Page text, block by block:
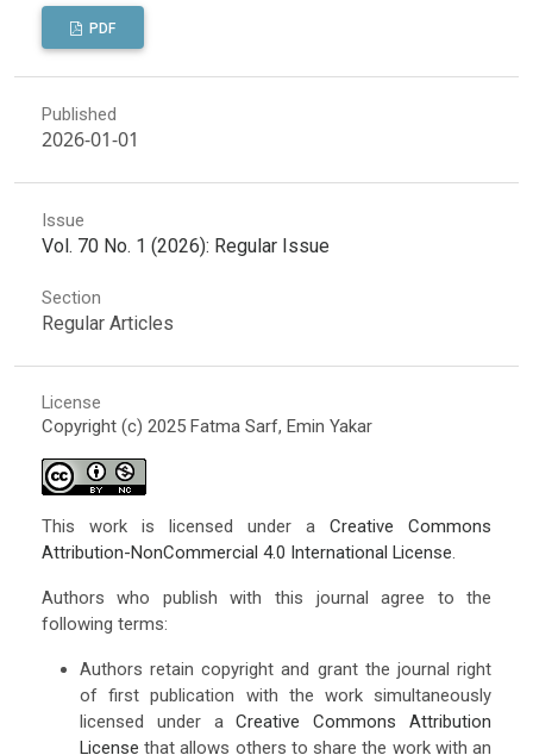
PDF
Published
2026-01-01
Issue
Vol. 70 No. 1 (2026): Regular Issue
Section
Regular Articles
License
Copyright (c) 2025 Fatma Sarf, Emin Yakar
This work is licensed under aCreative Commons
Attribution-NonCommercial 4.0 International License.
Authors who publish with this journal agree to the
following terms:
Authors retain copyright and grant the journal right
of first publication with the work simultaneously
licensed under aCreative Commons Attribution
License that allows others to share the work with an